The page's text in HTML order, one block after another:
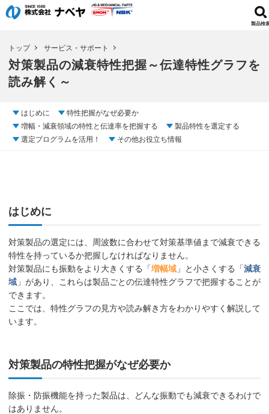
製品検
トップ サービス・サポート
対策製品の減衰特性把握～伝達特性グラフを
読み解く～
はじめに
特性把握がなぜ必要か
増幅・減衰領域の特性と伝達率を把握する
製品特性を選定する
選定プログラムを活用！
その他お役立ち情報
はじめに
対策製品の選定には、周波数に合わせて対策基準値まで減衰できる
特性を持っているか把握しなければなりません。
対策製品にも振動をより大きくする「増幅域 」と小さくする「減衰
域 」があり、これらは製品ごとの伝達特性グラフで把握することが
できます。
ここでは、特性グラフの見方や読み解き方をわかりやすく解説して
います。
対策製品の特性把握がなぜ必要か
除振・防振機能を持った製品は、どんな振動でも減衰できるわけで
はありません。